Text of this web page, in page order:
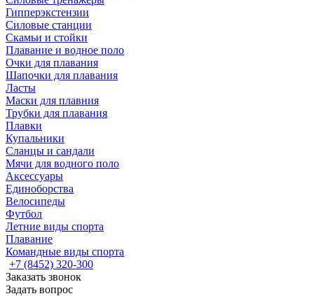
Гипперэкстензии
Силовые станции
Скамьи и стойки
Плавание и водное поло
Очки для плавания
Шапочки для плавания
Ласты
Маски для плавния
Трубки для плавания
Плавки
Купальники
Сланцы и сандали
Мячи для водного поло
Аксессуары
Единоборства
Велосипеды
Футбол
Летние виды спорта
Плавание
Командные виды спорта
+7 (8452) 320-300
Заказать звонок
Задать вопрос